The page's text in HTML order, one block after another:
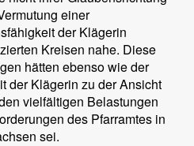
einer
der Klägerin
Kreisen nahe. Diese
hätten ebenso wie der
der Klägerin zu der Ansicht
vielfältigen Belastungen
des Pfarramtes in
sei.